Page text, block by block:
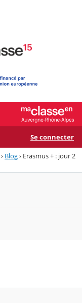
Se connecter
› Blog› Erasmus + : jour 2